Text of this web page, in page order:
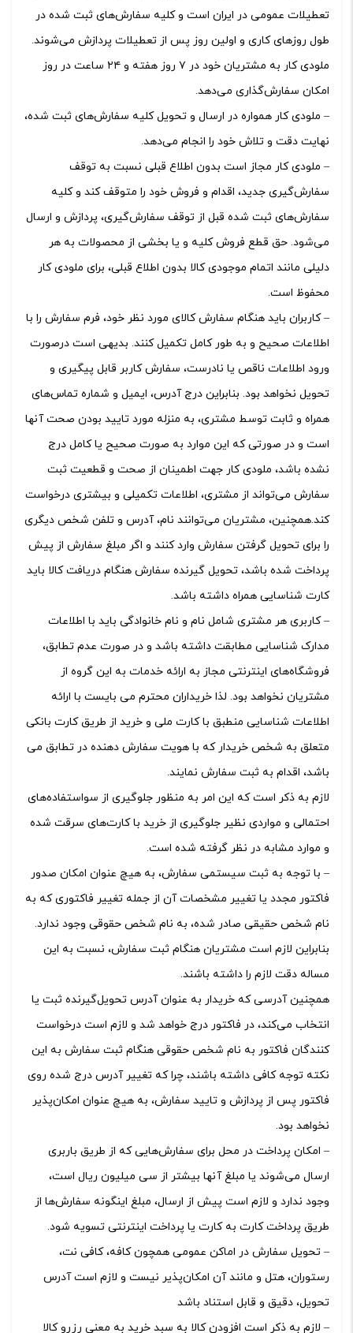
تعطیلات عمومی در ایران است و کلیه سفارش‏‌های ثبت شده در
طول روزهای کاری و اولین روز پس از تعطیلات پردازش می‌‏شوند.
ملودی کار به مشتریان خود در ۷ روز هفته و ۲۴ ساعت در روز
امکان سفارش‌‏گذاری می‌‏دهد.
– ملودی کار همواره در ارسال و تحویل کلیه سفارش‌‏های ثبت شده،
نهایت دقت و تلاش خود را انجام می‌دهد.
– ملودی کار مجاز است بدون اطلاع قبلی نسبت به توقف
سفارش‌‏گیری جدید، اقدام و فروش خود را متوقف کند و کلیه
سفارش‌‏های ثبت شده قبل از توقف سفارش‌‏گیری، پردازش و ارسال
می‌‏شود. حق قطع فروش کلیه و یا بخشی از محصولات به هر
دلیلی مانند اتمام موجودی کالا بدون اطلاع قبلی، برای ملودی کار
محفوظ است.
– کاربران باید هنگام سفارش کالای مورد نظر خود، فرم سفارش را با
اطلاعات صحیح و به طور کامل تکمیل کنند. بدیهی است درصورت
ورود اطلاعات ناقص یا نادرست، سفارش کاربر قابل پیگیری و
تحویل نخواهد بود. بنابراین درج آدرس، ایمیل و شماره تماس‌های
همراه و ثابت توسط مشتری، به منزله مورد تایید بودن صحت آنها
است و در صورتی که این موارد به صورت صحیح یا کامل درج
نشده باشد، ملودی کار جهت اطمینان از صحت و قطعیت ثبت
سفارش می‌تواند از مشتری، اطلاعات تکمیلی و بیشتری درخواست
کند.همچنین، مشتریان می‌توانند نام، آدرس و تلفن شخص دیگری
را برای تحویل گرفتن سفارش وارد کنند و اگر مبلغ سفارش از پیش
پرداخت شده باشد، تحویل گیرنده سفارش هنگام دریافت کالا باید
کارت شناسایی همراه داشته باشد.
– کاربری هر مشتری شامل نام و نام خانوادگی باید با اطلاعات
مدارک شناسایی مطابقت داشته باشد و در صورت عدم تطابق،
فروشگاه‌‌های اینترنتی مجاز به ارائه خدمات به این گروه از
مشتریان نخواهد بود. لذا خریداران محترم می بایست با ارائه
اطلاعات شناسایی منطبق با کارت ملی و خرید از طریق کارت بانکی
متعلق به شخص خریدار که با هویت سفارش دهنده در تطابق می
باشد، اقدام به ثبت سفارش نمایند.
لازم به ذکر است که این امر به منظور جلوگیری از سواستفاده‌های
احتمالی و مواردی نظیر جلوگیری از خرید با کارت‌های سرقت شده
و موارد مشابه در نظر گرفته شده است.
– با توجه به ثبت سیستمی سفارش، به هیچ عنوان امکان صدور
فاکتور مجدد یا تغییر مشخصات آن از جمله تغییر فاکتوری که به
نام شخص حقیقی صادر شده، به نام شخص حقوقی وجود ندارد.
بنابراین لازم است مشتریان هنگام ثبت سفارش، نسبت به این
مساله دقت لازم را داشته باشند.
همچنین آدرسی که خریدار به عنوان آدرس تحویل‌گیرنده ثبت یا
انتخاب می‌کند، در فاکتور درج خواهد شد و لازم است درخواست
کنندگان فاکتور به نام شخص حقوقی هنگام ثبت سفارش به این
نکته توجه کافی داشته باشند، چرا که تغییر آدرس درج شده روی
فاکتور پس از پردازش و تایید سفارش، به هیچ عنوان امکان‌پذیر
نخواهد بود.
– امکان پرداخت در محل برای سفارش‌هایی که از طریق باربری
ارسال می‌شوند یا مبلغ آنها بیشتر از سی میلیون ریال است،
وجود ندارد و لازم است پیش از ارسال، مبلغ اینگونه سفارش‌ها از
طریق پرداخت کارت به کارت یا پرداخت اینترنتی تسویه شود.
– تحویل سفارش در اماکن عمومی همچون کافه، کافی نت،
رستوران، هتل و مانند آن امکان‌پذیر نیست و لازم است آدرس
تحویل، دقیق و قابل استناد باشد
– لازم به ذکر است افزودن کالا به سبد خرید به معنی رزرو کالا